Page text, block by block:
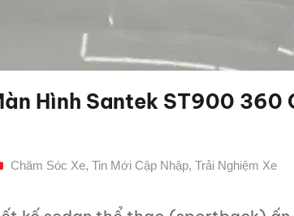
Hình Santek ST900 360
Chăm Sóc Xe, Tin Mới Cập Nhập, Trải Nghiệm Xe